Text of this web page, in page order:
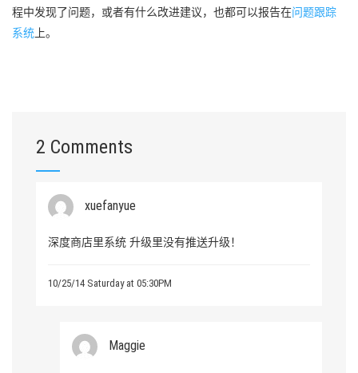
程中发现了问题，或者有什么改进建议，也都可以报告在问题跟踪
系统 上。
2 Comments
xuefanyue
深度商店里系统 升级里没有推送升级！
10/25/14 Saturday at 05:30PM
Maggie